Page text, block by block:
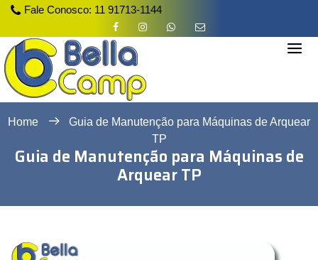
Fale Conosco: 11 91713-1144
Home
Guia de Manutenção para Máquinas de Arquear
TP
Guia de Manutenção para Máquinas de
Arquear TP